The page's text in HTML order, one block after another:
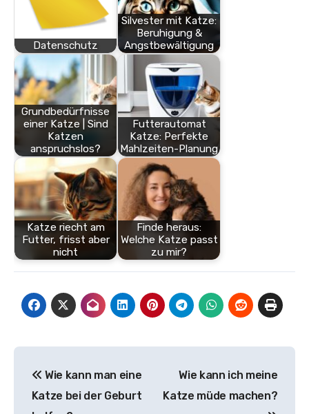
Datenschutz
Silvester mit Katze:
Beruhigung &
Angstbewältigung
Grundbedürfnisse
einer Katze | Sind
Katzen
anspruchslos?
Futterautomat
Katze: Perfekte
Mahlzeiten-Planung
Katze riecht am
Futter, frisst aber
nicht
Finde heraus:
Welche Katze passt
zu mir?
Wie kann man eine
Katze bei der Geburt
Wie kann ich meine
Katze müde machen?